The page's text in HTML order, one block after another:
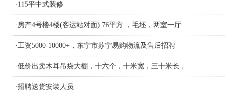
· 115平中式装修
· 房产4号楼4楼(客运站对面) 76平方 ，毛坯，两室一厅
·工资5000-10000+，东宁市苏宁易购物流及售后招聘
·低价出卖木耳吊袋大棚，十六个，十米宽，三十米长，
·招聘送货安装人员